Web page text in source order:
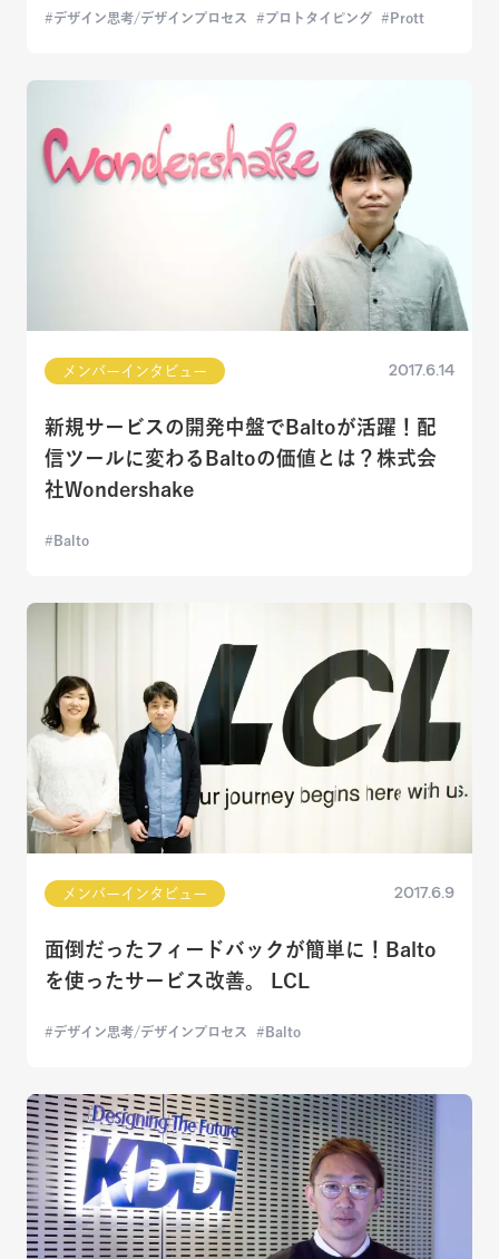
デザイン思考/デザインプロセス プロトタイピング Prott
メンバーインタビュー 2017.6.14
新規サービスの開発中盤でBaltoが活躍！配
信ツールに変わるBaltoの価値とは？株式会
社Wondershake
Balto
メンバーインタビュー 2017.6.9
面倒だったフィードバックが簡単に！Balto
を使ったサービス改善。 LCL
デザイン思考/デザインプロセス Balto